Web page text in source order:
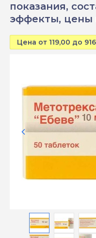
показания,
эффекты, цены
Цена от 119,00 до